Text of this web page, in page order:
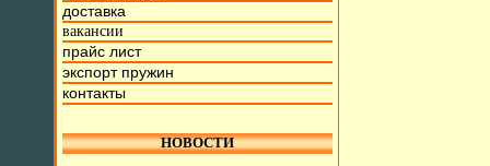
доставка
вакансии
прайс лист
экспорт пружин
контакты
НОВОСТИ